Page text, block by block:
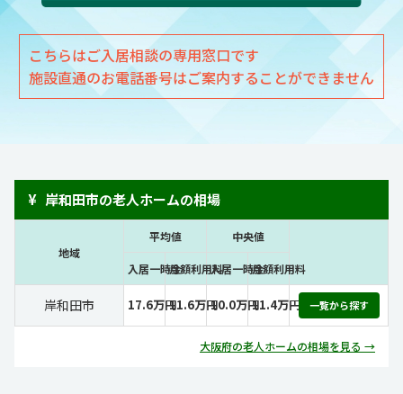
こちらはご入居相談の専用窓口です
施設直通のお電話番号はご案内することができません
¥ 岸和田市の老人ホームの相場
地域
平均値 中央値
入居一時金月額利用料入居一時金月額利用料
岸和田市 17.6万円11.6万円10.0万円11.4万円 一覧から探す
大阪府の老人ホームの相場を見る →